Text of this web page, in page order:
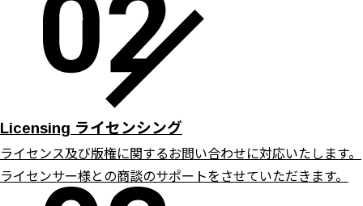
Licensing ライセンシング
ライセンス及び版権に関するお問い合わせに対応いたします。
ライセンサー様との商談のサポートをさせていただきます。